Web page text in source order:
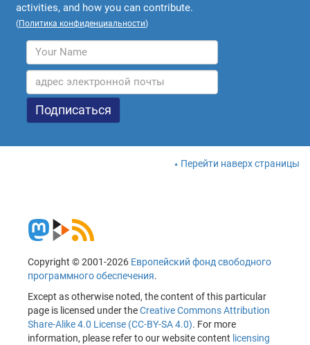
activities, and how you can contribute.
(Политика конфиденциальности)
Перейти наверх страницы
Copyright © 2001-2026 Европейский фонд свободного
программного обеспечения.
Except as otherwise noted, the content of this particular
page is licensed under theCreative Commons Attribution
Share-Alike 4.0 License (CC-BY-SA 4.0). For more
information, please refer to our website content licensing